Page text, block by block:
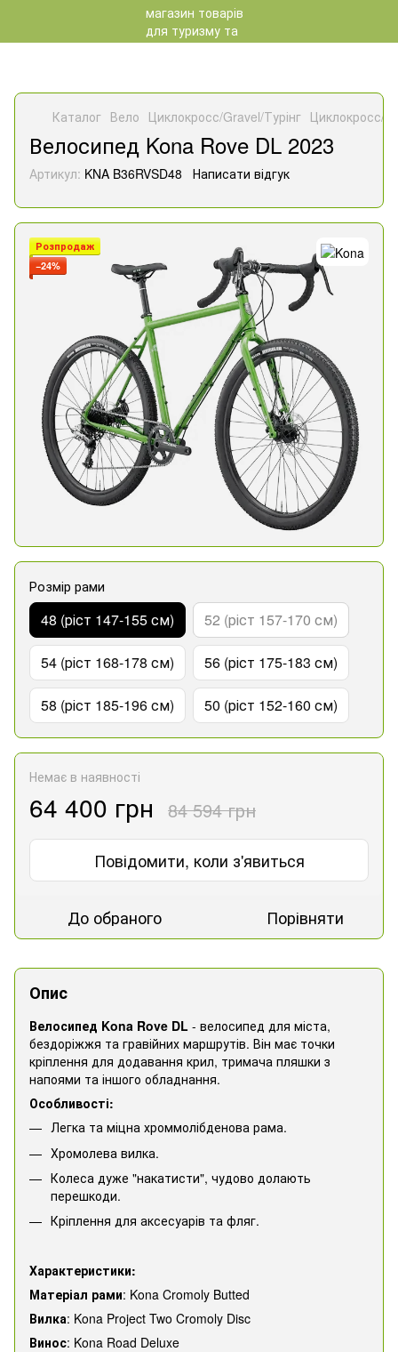
Каталог Вело Циклокросс/Gravel/Турінг Циклокросс/
Велосипед Kona Rove DL 2023
Артикул: KNA B36RVSD48 Написати відгук
Розпродаж
−24%
Розмір рами
48 (ріст 147-155 см) 52 (ріст 157-170 см)
54 (ріст 168-178 см) 56 (ріст 175-183 см)
58 (ріст 185-196 см) 50 (ріст 152-160 см)
Немає в наявності
64 400 грн 84 594 грн
Повідомити, коли з'явиться
До обраного Порівняти
Опис
Велосипед Kona Rove DL - велосипед для міста,
бездоріжжя та гравійних маршрутів. Він має точки
кріплення для додавання крил, тримача пляшки з
напоями та іншого обладнання.
Особливості:
Легка та міцна хроммолібденова рама.
Хромолева вилка.
Колеса дуже "накатисти", чудово долають
перешкоди.
Кріплення для аксесуарів та фляг.
Характеристики:
Матеріал рами: Kona Cromoly Butted
Вилка: Kona Project Two Cromoly Disc
Винос: Kona Road Deluxe